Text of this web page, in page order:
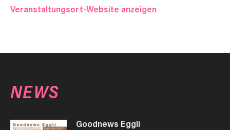
Veranstaltungsort-Website anzeigen
NEWS
Goodnews Eggli